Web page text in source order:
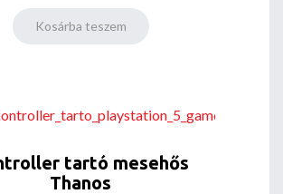
tartó mesehős
Thanos